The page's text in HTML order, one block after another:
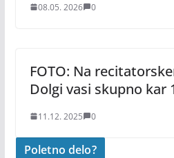
08.05. 2026 0
FOTO: Na
Dolgi vasi skupno kar
11.12. 2025 0
Poletno delo?